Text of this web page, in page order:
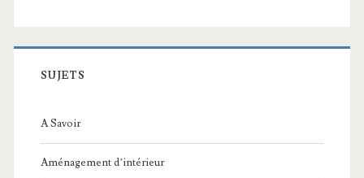
SUJETS
A Savoir
Aménagement d’intérieur